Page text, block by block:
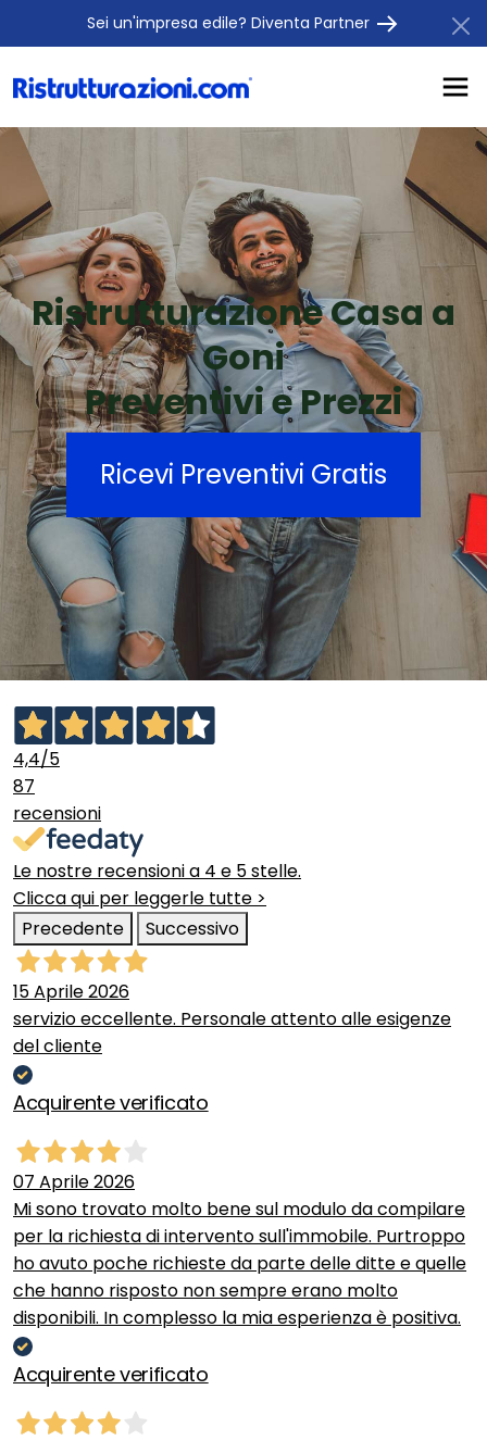
Sei un'impresa edile? Diventa Partner
Ristrutturazione Casa a
Goni
Preventivi e Prezzi
Ricevi Preventivi Gratis
4,4/5
87
recensioni
Le nostre recensioni a 4 e 5 stelle.
Clicca qui per leggerle tutte >
Precedente
Successivo
15 Aprile 2026
servizio eccellente. Personale attento alle esigenze
del cliente
Acquirente verificato
07 Aprile 2026
Mi sono trovato molto bene sul modulo da compilare
per la richiesta di intervento sull'immobile. Purtroppo
ho avuto poche richieste da parte delle ditte e quelle
che hanno risposto non sempre erano molto
disponibili. In complesso la mia esperienza è positiva.
Acquirente verificato